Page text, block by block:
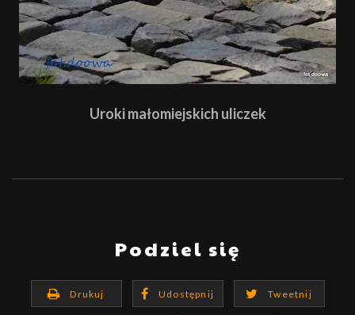
Uroki małomiejskich uliczek
Podziel się
Drukuj Udostępnij Tweetnij